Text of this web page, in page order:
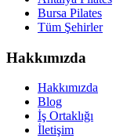
Bursa Pilates
Tüm Şehirler
Hakkımızda
Hakkımızda
Blog
İş Ortaklığı
İletişim